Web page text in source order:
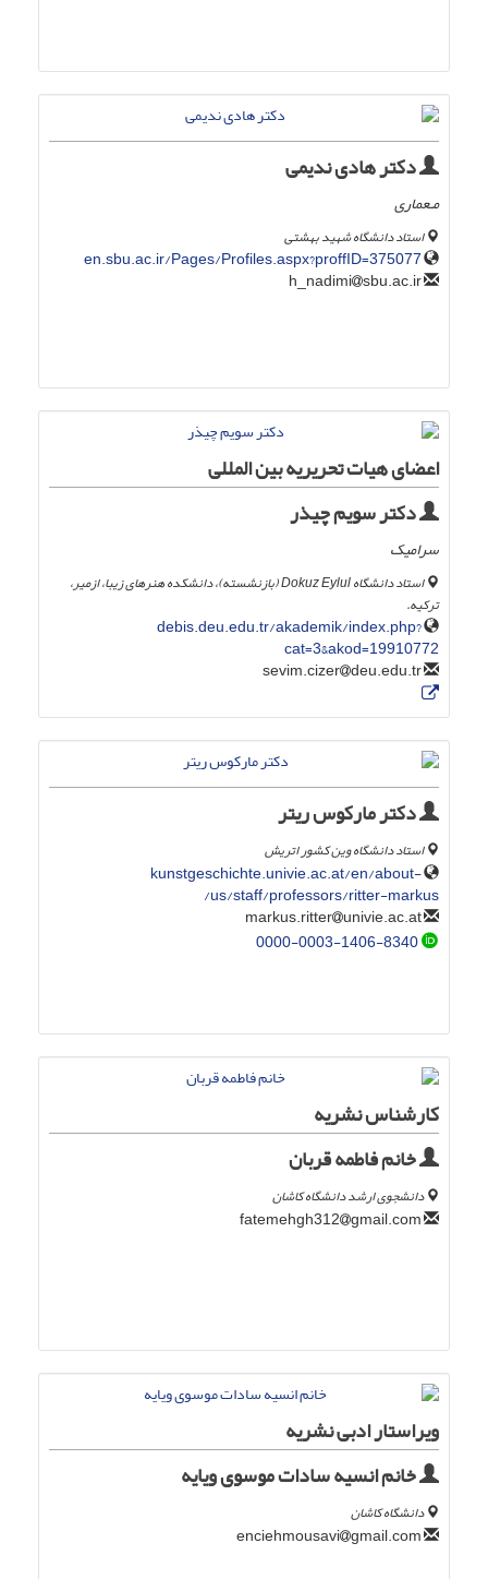
دکتر هادی ندیمی
مـعماری
استاد دانشگاه شهید بهشتی
en.sbu.ac.ir/Pages/Profiles.aspx?proffID=375077
sbu.ac.ir
اعضای هیات تحریریه بین المللی
دکتر سویم چیذر
سرامیک
استاد دانشگاه Dokuz Eylul (بازنشسته)، دانشکده هنرهای زیبا، ازمیر،
ترکیه.‎
debis.deu.edu.tr/akademik/index.php?
cat=3&akod=19910772
deu.edu.tr
دکتر مارکوس ریتر
استاد دانشگاه وین کشور اتریش
kunstgeschichte.univie.ac.at/en/about-
us/staff/professors/ritter-markus/
univie.ac.at
0000-0003-1406-8340
کارشناس نشریه
خانم فاطمه قربان
دانشجوی ارشد دانشگاه کاشان
gmail.com
ویراستار ادبی نشریه
خانم انسیه سادات موسوی ویایه
دانشگاه کاشان
gmail.com